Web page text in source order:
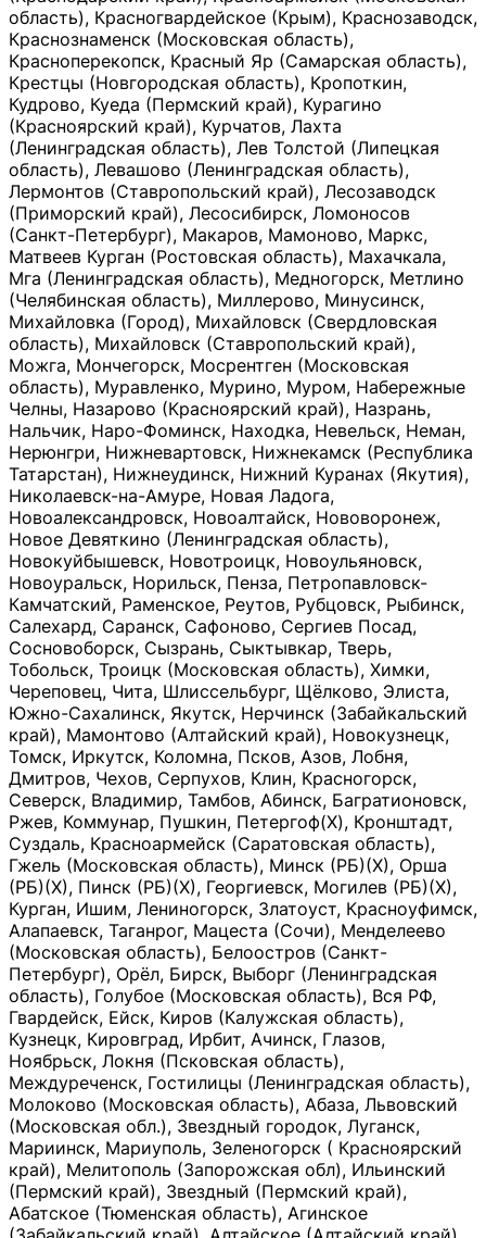
область), Красногвардейское (Крым), Краснозаводск,
Краснознаменск (Московская область),
Красноперекопск, Красный Яр (Самарская область),
Крестцы (Новгородская область), Кропоткин,
Кудрово, Куеда (Пермский край), Курагино
(Красноярский край), Курчатов, Лахта
(Ленинградская область), Лев Толстой (Липецкая
область), Левашово (Ленинградская область),
Лермонтов (Ставропольский край), Лесозаводск
(Приморский край), Лесосибирск, Ломоносов
(Санкт-Петербург), Макаров, Мамоново, Маркс,
Матвеев Курган (Ростовская область), Махачкала,
Мга (Ленинградская область), Медногорск, Метлино
(Челябинская область), Миллерово, Минусинск,
Михайловка (Город), Михайловск (Свердловская
область), Михайловск (Ставропольский край),
Можга, Мончегорск, Мосрентген (Московская
область), Муравленко, Мурино, Муром, Набережные
Челны, Назарово (Красноярский край), Назрань,
Нальчик, Наро-Фоминск, Находка, Невельск, Неман,
Нерюнгри, Нижневартовск, Нижнекамск (Республика
Татарстан), Нижнеудинск, Нижний Куранах (Якутия),
Николаевск-на-Амуре, Новая Ладога,
Новоалександровск, Новоалтайск, Нововоронеж,
Новое Девяткино (Ленинградская область),
Новокуйбышевск, Новотроицк, Новоульяновск,
Новоуральск, Норильск, Пенза, Петропавловск-
Камчатский, Раменское, Реутов, Рубцовск, Рыбинск,
Салехард, Саранск, Сафоново, Сергиев Посад,
Сосновоборск, Сызрань, Сыктывкар, Тверь,
Тобольск, Троицк (Московская область), Химки,
Череповец, Чита, Шлиссельбург, Щёлково, Элиста,
Южно-Сахалинск, Якутск, Нерчинск (Забайкальский
край), Мамонтово (Алтайский край), Новокузнецк,
Томск, Иркутск, Коломна, Псков, Азов, Лобня,
Дмитров, Чехов, Серпухов, Клин, Красногорск,
Северск, Владимир, Тамбов, Абинск, Багратионовск,
Ржев, Коммунар, Пушкин, Петергоф(Х), Кронштадт,
Суздаль, Красноармейск (Саратовская область),
Гжель (Московская область), Минск (РБ)(Х), Орша
(РБ)(Х), Пинск (РБ)(Х), Георгиевск, Могилев (РБ)(Х),
Курган, Ишим, Лениногорск, Златоуст, Красноуфимск,
Алапаевск, Таганрог, Мацеста (Сочи), Менделеево
(Московская область), Белоостров (Санкт-
Петербург), Орёл, Бирск, Выборг (Ленинградская
область), Голубое (Московская область), Вся РФ,
Гвардейск, Ейск, Киров (Калужская область),
Кузнецк, Кировград, Ирбит, Ачинск, Глазов,
Ноябрьск, Локня (Псковская область),
Междуреченск, Гостилицы (Ленинградская область),
Молоково (Московская область), Абаза, Львовский
(Московская обл.), Звездный городок, Луганск,
Мариинск, Мариуполь, Зеленогорск ( Красноярский
край), Мелитополь (Запорожская обл), Ильинский
(Пермский край), Звездный (Пермский край),
Абатское (Тюменская область), Агинское